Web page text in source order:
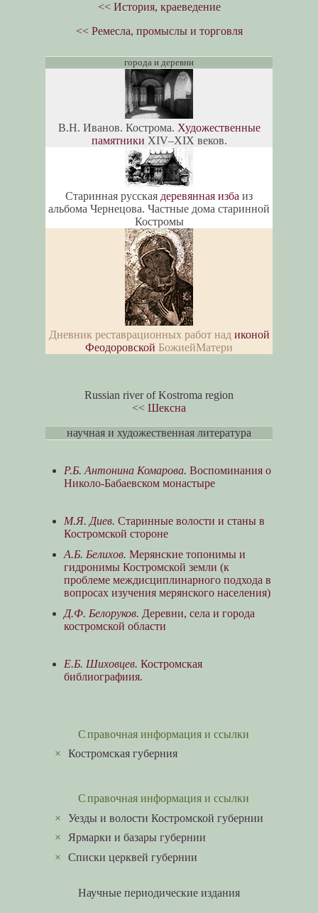
<< История, краеведение
<< Ремесла, промыслы и торговля
города и деревни
В.Н. Иванов. Кострома. Художественные
памятники XIV–XIX веков.
Старинная русская деревянная изба из
альбома Чернецова. Частные дома старинной
Костромы
Дневник реставрационных работ над иконой
Феодоровской БожиейМатери
Russian river of Kostroma region
<< Шексна
научная и художественная литература
Р.Б. Антонина Комарова. Воспоминания о
Николо-Бабаевском монастыре
М.Я. Диев. Старинные волости и станы в
Костромской стороне
А.Б. Белихов. Мерянские топонимы и
гидронимы Костромской земли (к
проблеме междисциплинарного подхода в
вопросах изучения мерянского населения)
Д.Ф. Белоруков. Деревни, села и города
костромской области
Е.Б. Шиховцев. Костромская
библиографиия.
Справочная информация и ссылки
×Костромская губерния
Справочная информация и ссылки
×Уезды и волости Костромской губернии
Ярмарки и базары губернии
×Списки церквей губернии
Научные периодические издания